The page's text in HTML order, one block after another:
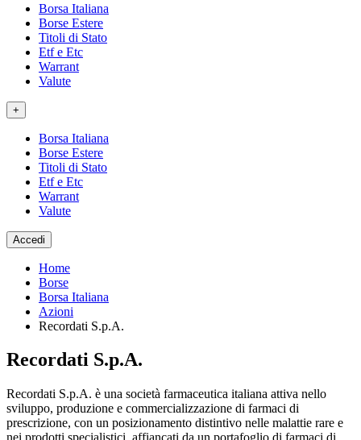
Borsa Italiana
Borse Estere
Titoli di Stato
Etf e Etc
Warrant
Valute
+
Borsa Italiana
Borse Estere
Titoli di Stato
Etf e Etc
Warrant
Valute
Accedi
Home
Borse
Borsa Italiana
Azioni
Recordati S.p.A.
Recordati S.p.A.
Recordati S.p.A. è una società farmaceutica italiana attiva nello
sviluppo, produzione e commercializzazione di farmaci di
prescrizione, con un posizionamento distintivo nelle malattie rare e